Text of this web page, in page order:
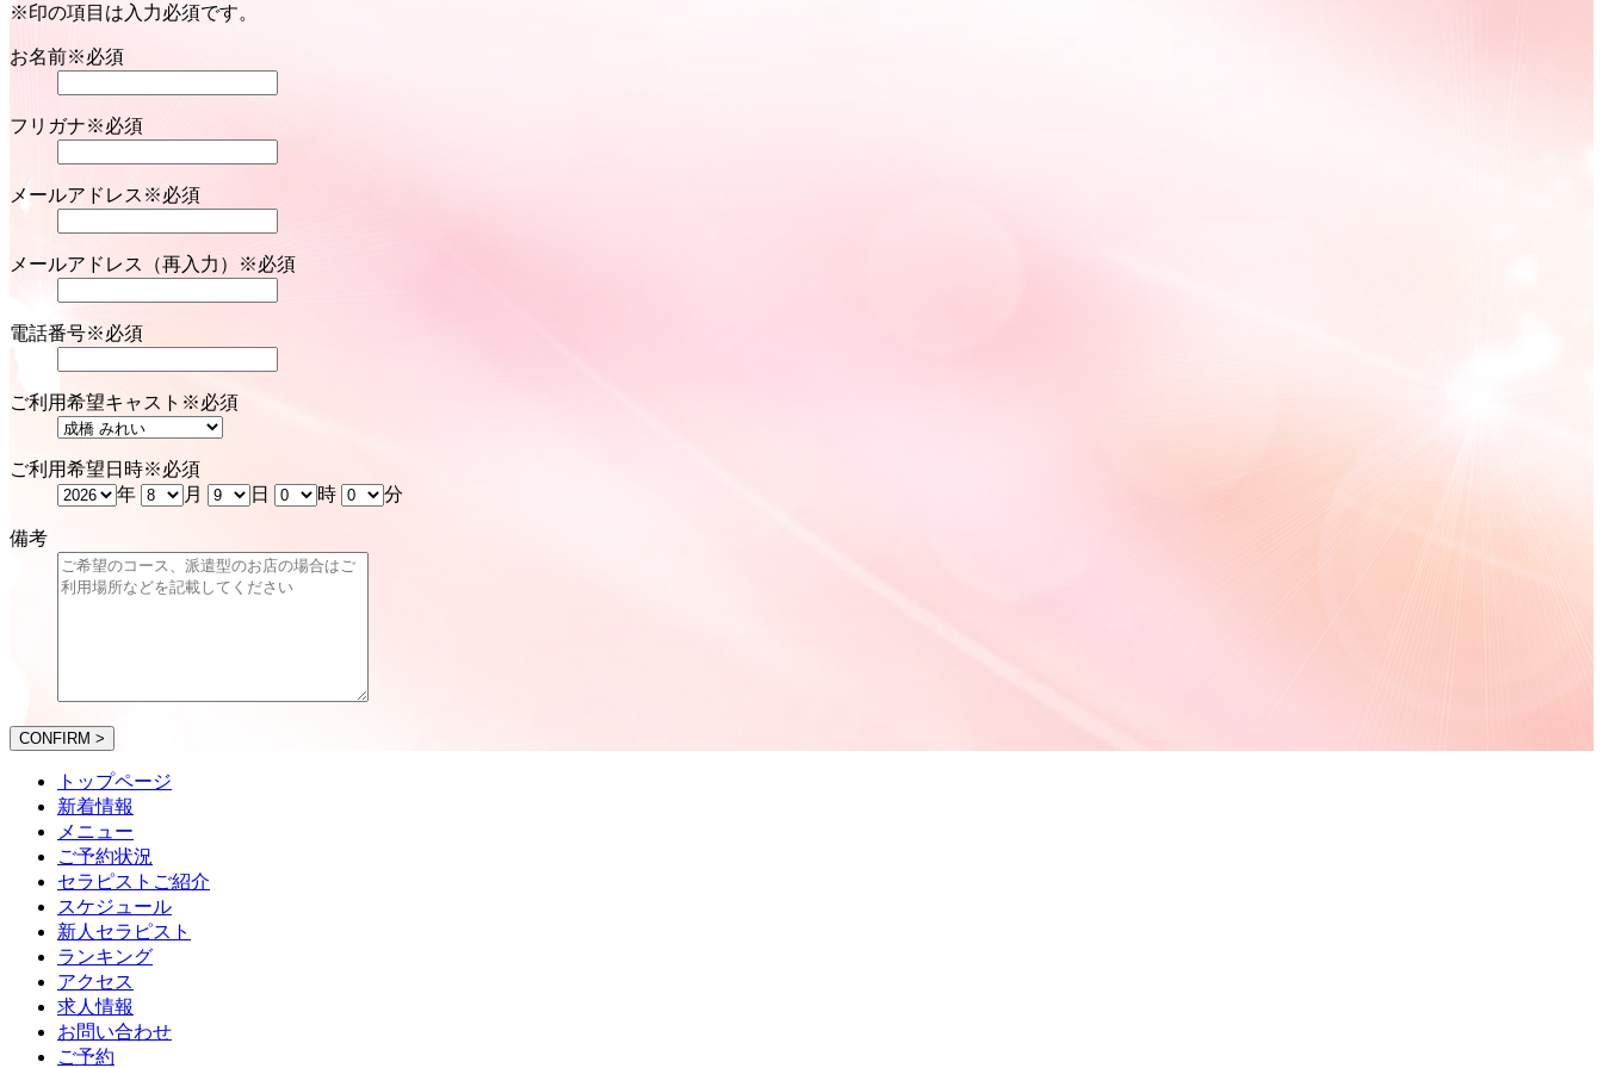
※印の項目は入力必須です。
お名前※必須
フリガナ※必須
メールアドレス ※必須
メールアドレス（再入力） ※必須
電話番号※必須
ご利用希望キャスト ※必須
ご利用希望日時※必須
年
月 日 時 分
備考
CONFIRM >
トップページ
新着情報
メニュー
ご予約状況
セラピストご紹介
スケジュール
新人セラピスト
ランキング
アクセス
求人情報
お問い合わせ
ご予約